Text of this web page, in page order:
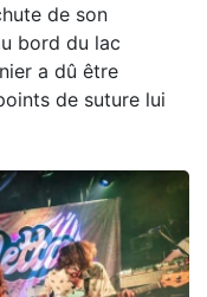
de son
bord du lac
a dû être
de suture lui